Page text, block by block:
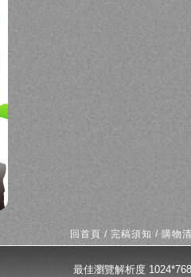
回首頁 /完稿須知 /購物
最佳瀏覽解析度